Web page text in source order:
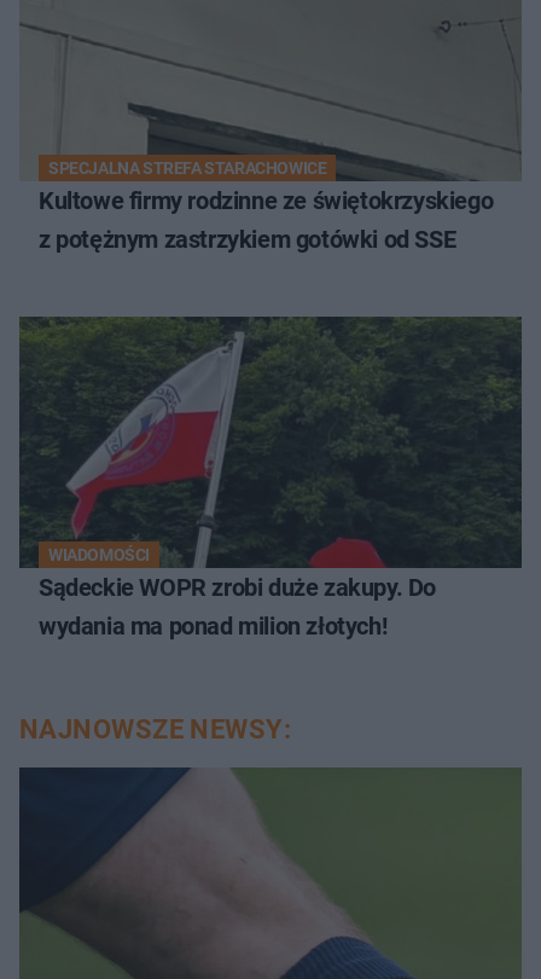
SPECJALNA STREFA STARACHOWICE
Kultowe firmy rodzinne ze świętokrzyskiego
z potężnym zastrzykiem gotówki od SSE
WIADOMOŚCI
Sądeckie WOPR zrobi duże zakupy. Do
wydania ma ponad milion złotych!
NAJNOWSZE NEWSY: